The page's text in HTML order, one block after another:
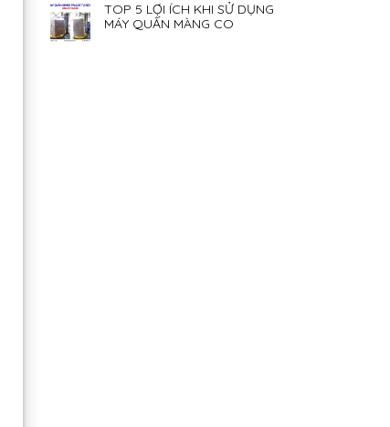
TOP 5 LỢI ÍCH KHI SỬ DỤNG
MÁY QUẤN MÀNG CO